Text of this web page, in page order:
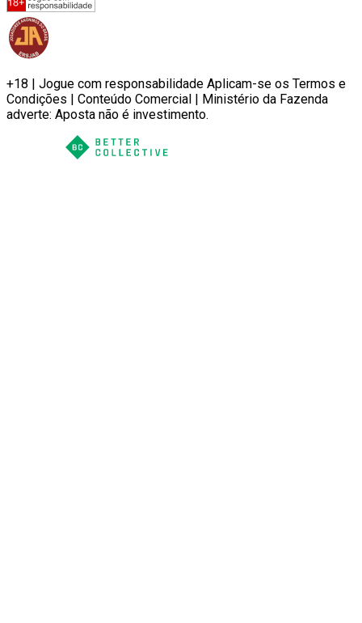
+18 | Jogue com responsabilidade Aplicam-se os Termos e
Condições | Conteúdo Comercial | Ministério da Fazenda
adverte: Aposta não é investimento.